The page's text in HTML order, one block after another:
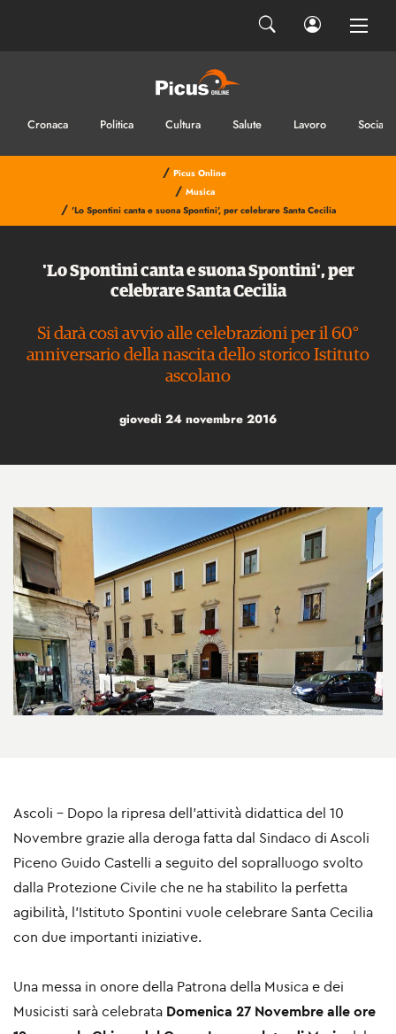
Cronaca Politica Cultura Salute Lavoro Sociale
/ Picus Online
/ Musica
/ 'Lo Spontini canta e suona Spontini', per celebrare Santa Cecilia
'Lo Spontini canta e suona Spontini', per
celebrare Santa Cecilia
Si darà così avvio alle celebrazioni per il 60°
anniversario della nascita dello storico Istituto
ascolano
giovedì 24 novembre 2016
Ascoli - Dopo la ripresa dell’attività didattica del 10
Novembre grazie alla deroga fatta dal Sindaco di Ascoli
Piceno Guido Castelli a seguito del sopralluogo svolto
dalla Protezione Civile che ne ha stabilito la perfetta
agibilità, l’Istituto Spontini vuole celebrare Santa Cecilia
con due importanti iniziative.
Una messa in onore della Patrona della Musica e dei
Musicisti sarà celebrata Domenica 27 Novembre alle ore